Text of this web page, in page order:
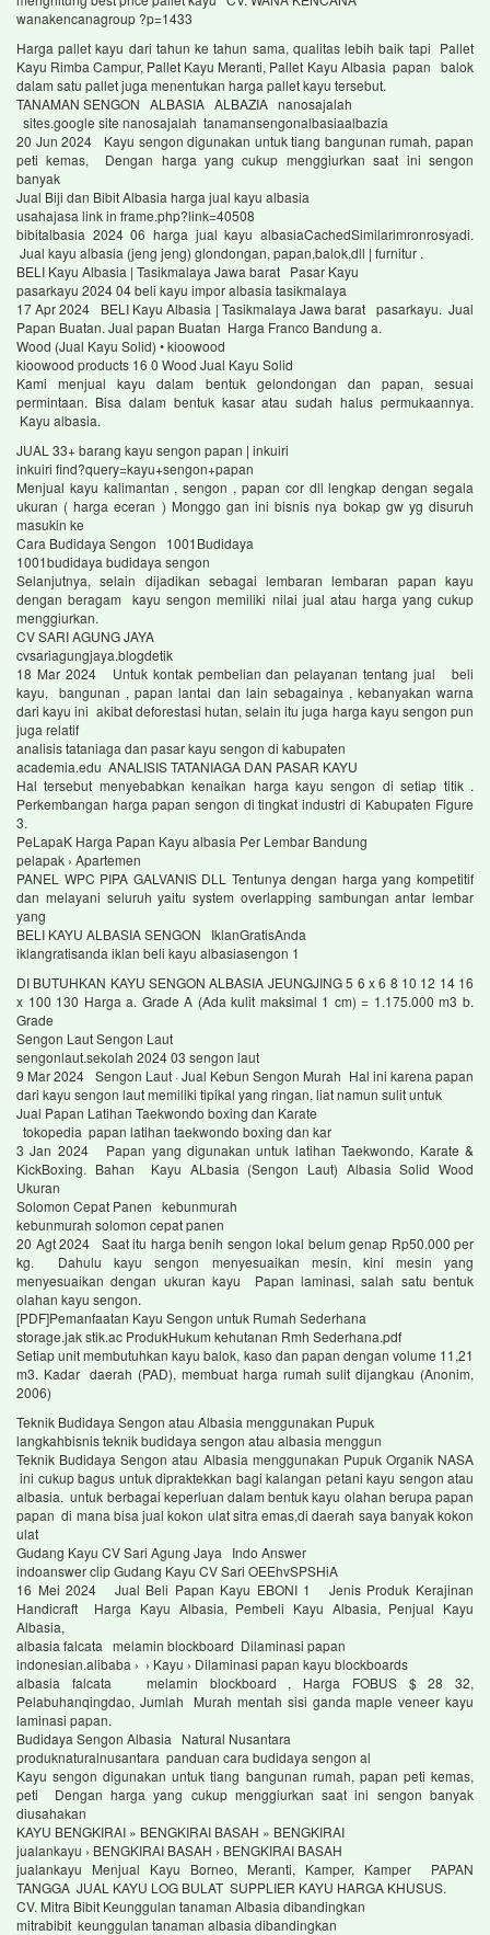
wanakencanagroup ?p=1433
Harga pallet kayu dari tahun ke tahun sama, qualitas lebih baik tapi Pallet
Kayu Rimba Campur, Pallet Kayu Meranti, Pallet Kayu Albasia papan balok
dalam satu pallet juga menentukan harga pallet kayu tersebut.
TANAMAN SENGON ALBASIA ALBAZIA nanosajalah
sites.google site nanosajalah tanamansengonalbasiaalbazia
20 Jun 2024 Kayu sengon digunakan untuk tiang bangunan rumah, papan
peti kemas, Dengan harga yang cukup menggiurkan saat ini sengon
banyak
Jual Biji dan Bibit Albasia harga jual kayu albasia
usahajasa link in frame.php?link=40508
bibitalbasia 2024 06 harga jual kayu albasia‎CachedSimilarimronrosyadi.
Jual kayu albasia (jeng jeng) glondongan, papan,balok,dll | furnitur .
BELI Kayu Albasia | Tasikmalaya Jawa barat Pasar Kayu
pasarkayu 2024 04 beli kayu impor albasia tasikmalaya
17 Apr 2024 BELI Kayu Albasia | Tasikmalaya Jawa barat pasarkayu. Jual
Papan Buatan. Jual papan Buatan Harga Franco Bandung a.
Wood (Jual Kayu Solid) • kioowood
kioowood products 16 0 Wood Jual Kayu Solid
Kami menjual kayu dalam bentuk gelondongan dan papan, sesuai
permintaan. Bisa dalam bentuk kasar atau sudah halus permukaannya.
Kayu albasia.
JUAL 33+ barang kayu sengon papan | inkuiri
inkuiri find?query=kayu+sengon+papan
Menjual kayu kalimantan , sengon , papan cor dll lengkap dengan segala
ukuran ( harga eceran ) Monggo gan ini bisnis nya bokap gw yg disuruh
masukin ke
Cara Budidaya Sengon 1001Budidaya
1001budidaya budidaya sengon
Selanjutnya, selain dijadikan sebagai lembaran lembaran papan kayu
dengan beragam kayu sengon memiliki nilai jual atau harga yang cukup
menggiurkan.
CV SARI AGUNG JAYA
cvsariagungjaya.blogdetik
18 Mar 2024 Untuk kontak pembelian dan pelayanan tentang jual beli
kayu, bangunan , papan lantai dan lain sebagainya , kebanyakan warna
dari kayu ini akibat deforestasi hutan, selain itu juga harga kayu sengon pun
juga relatif
analisis tataniaga dan pasar kayu sengon di kabupaten
academia.edu ANALISIS TATANIAGA DAN PASAR KAYU
Hal tersebut menyebabkan kenaikan harga kayu sengon di setiap titik .
Perkembangan harga papan sengon di tingkat industri di Kabupaten Figure
3.
PeLapaK Harga Papan Kayu albasia Per Lembar Bandung
pelapak › Apartemen
PANEL WPC PIPA GALVANIS DLL Tentunya dengan harga yang kompetitif
dan melayani seluruh yaitu system overlapping sambungan antar lembar
yang
BELI KAYU ALBASIA SENGON IklanGratisAnda
iklangratisanda iklan beli kayu albasiasengon 1
DI BUTUHKAN KAYU SENGON ALBASIA JEUNGJING 5 6 x 6 8 10 12 14 16
x 100 130 Harga a. Grade A (Ada kulit maksimal 1 cm) = 1.175.000 m3 b.
Grade
Sengon Laut Sengon Laut
sengonlaut.sekolah 2024 03 sengon laut
9 Mar 2024 Sengon Laut · Jual Kebun Sengon Murah Hal ini karena papan
dari kayu sengon laut memiliki tipikal yang ringan, liat namun sulit untuk
Jual Papan Latihan Taekwondo boxing dan Karate
tokopedia papan latihan taekwondo boxing dan kar
3 Jan 2024 Papan yang digunakan untuk latihan Taekwondo, Karate &
KickBoxing. Bahan Kayu ALbasia (Sengon Laut) Albasia Solid Wood
Ukuran
Solomon Cepat Panen kebunmurah
kebunmurah solomon cepat panen
20 Agt 2024 Saat itu harga benih sengon lokal belum genap Rp50.000 per
kg. Dahulu kayu sengon menyesuaikan mesin, kini mesin yang
menyesuaikan dengan ukuran kayu Papan laminasi, salah satu bentuk
olahan kayu sengon.
[PDF]Pemanfaatan Kayu Sengon untuk Rumah Sederhana
storage.jak stik.ac ProdukHukum kehutanan Rmh Sederhana.pdf
Setiap unit membutuhkan kayu balok, kaso dan papan dengan volume 11,21
m3. Kadar daerah (PAD), membuat harga rumah sulit dijangkau (Anonim,
2006)
Teknik Budidaya Sengon atau Albasia menggunakan Pupuk
langkahbisnis teknik budidaya sengon atau albasia menggun
Teknik Budidaya Sengon atau Albasia menggunakan Pupuk Organik NASA
ini cukup bagus untuk dipraktekkan bagi kalangan petani kayu sengon atau
albasia. untuk berbagai keperluan dalam bentuk kayu olahan berupa papan
papan di mana bisa jual kokon ulat sitra emas,di daerah saya banyak kokon
ulat
Gudang Kayu CV Sari Agung Jaya Indo Answer
indoanswer clip Gudang Kayu CV Sari OEEhvSPSHiA
16 Mei 2024 Jual Beli Papan Kayu EBONI 1 Jenis Produk Kerajinan
Handicraft Harga Kayu Albasia, Pembeli Kayu Albasia, Penjual Kayu
Albasia,
albasia falcata melamin blockboard Dilaminasi papan
indonesian.alibaba › › Kayu › Dilaminasi papan kayu blockboards
albasia falcata melamin blockboard , Harga FOBUS $ 28 32,
Pelabuhanqingdao, Jumlah Murah mentah sisi ganda maple veneer kayu
laminasi papan.
Budidaya Sengon Albasia Natural Nusantara
produknaturalnusantara panduan cara budidaya sengon al
Kayu sengon digunakan untuk tiang bangunan rumah, papan peti kemas,
peti Dengan harga yang cukup menggiurkan saat ini sengon banyak
diusahakan
KAYU BENGKIRAI » BENGKIRAI BASAH » BENGKIRAI
jualankayu › BENGKIRAI BASAH › BENGKIRAI BASAH
jualankayu Menjual Kayu Borneo, Meranti, Kamper, Kamper PAPAN
TANGGA JUAL KAYU LOG BULAT SUPPLIER KAYU HARGA KHUSUS.
CV. Mitra Bibit Keunggulan tanaman Albasia dibandingkan
mitrabibit keunggulan tanaman albasia dibandingkan